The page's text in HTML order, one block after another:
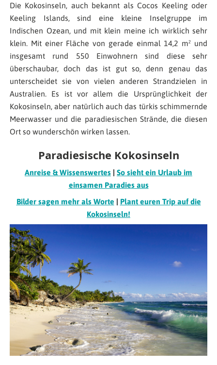
Die Kokosinseln, auch bekannt als Cocos Keeling oder
Keeling Islands, sind eine kleine Inselgruppe im
Indischen Ozean, und mit klein meine ich wirklich sehr
klein. Mit einer Fläche von gerade einmal 14,2 m² und
insgesamt rund 550 Einwohnern sind diese sehr
überschaubar, doch das ist gut so, denn genau das
unterscheidet sie von vielen anderen Strandzielen in
Australien. Es ist vor allem die Ursprünglichkeit der
Kokosinseln, aber natürlich auch das türkis schimmernde
Meerwasser und die paradiesischen Strände, die diesen
Ort so wunderschön wirken lassen.
Paradiesische Kokosinseln
Anreise & Wissenswertes | So sieht ein Urlaub im
einsamen Paradies aus
Bilder sagen mehr als Worte | Plant euren Trip auf die
Kokosinseln!